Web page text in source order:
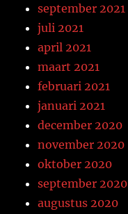
september 2021
juli 2021
april 2021
maart 2021
februari 2021
januari 2021
december 2020
november 2020
oktober 2020
september 2020
augustus 2020